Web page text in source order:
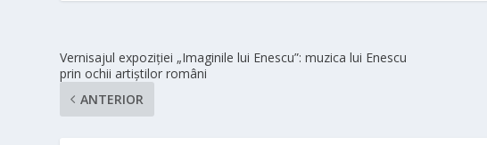
Vernisajul expoziției „Imaginile lui Enescu”: muzica lui Enescu
prin ochii artiștilor români
ANTERIOR